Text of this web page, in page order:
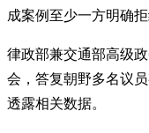
成案例至少一方明确拒
律政部兼交通部高级
会，答复朝野多名议
透露相关数据。